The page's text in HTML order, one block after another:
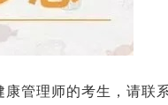
管理师的考生，请联